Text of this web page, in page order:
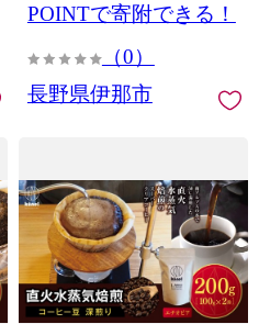
POINTで寄附できる！
（0）
長野県伊那市